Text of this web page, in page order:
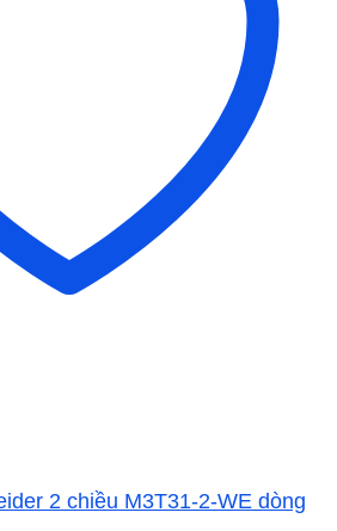
2 chiều M3T31-2-WE dòng